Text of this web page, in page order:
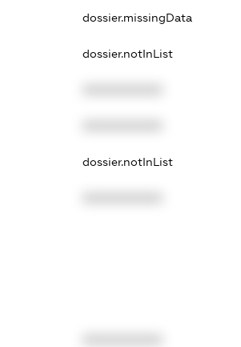
dossier.missingData
dossier.notInList
dossier.notInList